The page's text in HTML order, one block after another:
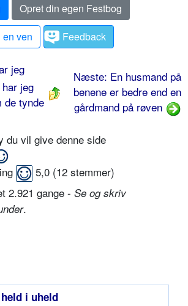
Opret din egen Festbog
ven
Feedback
jeg
jeg
de tynde
Næste: En husmand på
benene er bedre end en
gårdmand på røven
du vil give denne side
5,0 (12 stemmer)
2.921 gange - Se og skriv
.
i uheld